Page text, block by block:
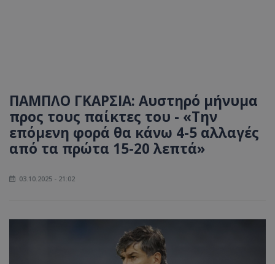
ΠΑΜΠΛΟ ΓΚΑΡΣΙΑ: Αυστηρό μήνυμα
προς τους παίκτες του - «Την
επόμενη φορά θα κάνω 4-5 αλλαγές
από τα πρώτα 15-20 λεπτά»
03.10.2025 - 21:02